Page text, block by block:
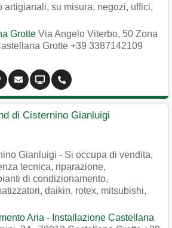
artigianali, su misura, negozi, uffici,
Grotte Via Angelo Viterbo, 50 Zona
Grotte +39 3387142109
di Cisternino Gianluigi
Gianluigi - Si occupa di vendita,
tecnica, riparazione,
di condizionamento,
daikin, rotex, mitsubishi,
Aria - Installazione Castellana